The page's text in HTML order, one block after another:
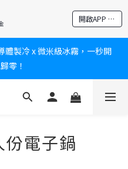
開啟APP 享隱藏優惠
享消費回饋無極限
、按摩家電、電動牙刷、藍芽
驚喜大禮包
製冷 x 微米級冰霧，一秒開
零！
再享消費回饋無極限
份電子鍋